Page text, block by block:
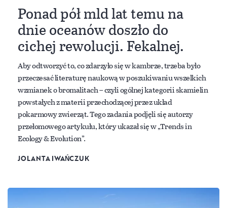
Ponad pół mld lat temu na
dnie oceanów doszło do
cichej rewolucji. Fekalnej.
Aby odtworzyć to, co zdarzyło się w kambrze, trzeba było
przeczesać literaturę naukową w poszukiwaniu wszelkich
wzmianek o bromalitach – czyli ogólnej kategorii skamielin
powstałych z materii przechodzącej przez układ
pokarmowy zwierząt. Tego zadania podjęli się autorzy
przełomowego artykułu, który ukazał się w „Trends in
Ecology & Evolution”.
JOLANTA IWAŃCZUK